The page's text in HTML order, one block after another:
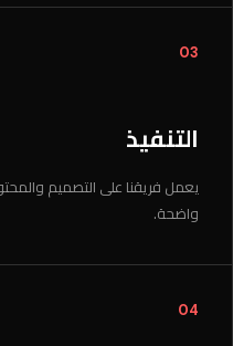
03
التنفيذ
يعمل فريقنا على التصميم
واضحة.
04